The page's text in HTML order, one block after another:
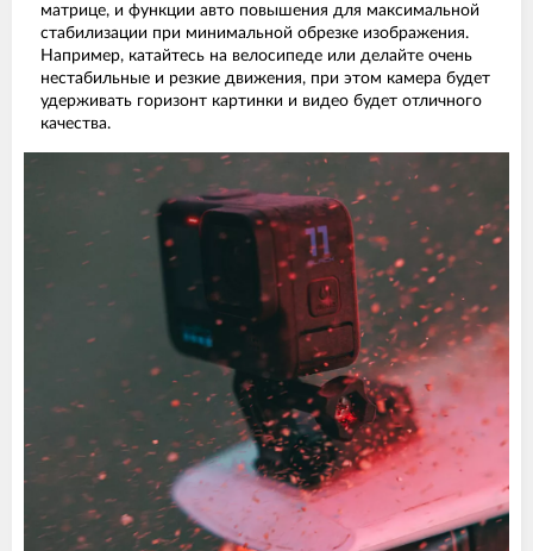
матрице, и функции авто повышения для максимальной
стабилизации при минимальной обрезке изображения.
Например, катайтесь на велосипеде или делайте очень
нестабильные и резкие движения, при этом камера будет
удерживать горизонт картинки и видео будет отличного
качества.